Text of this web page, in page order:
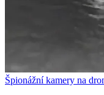
Špionážní kamery na